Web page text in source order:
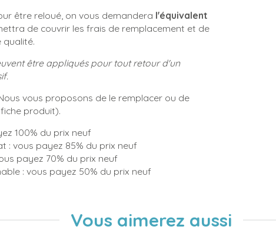
être reloué, on vous demandera l'équivalent
de couvrir les frais de remplacement et de
être appliqués pour tout retour d'un
vous proposons de le remplacer ou de
produit).
100% du prix neuf
: vous payez 85% du prix neuf
payez 70% du prix neuf
: vous payez 50% du prix neuf
Vous aimerez aussi